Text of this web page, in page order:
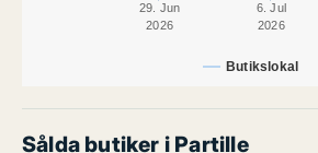
Butikslokal
29. Jun
2026
6. Jul
2026
Sålda butiker i Partille